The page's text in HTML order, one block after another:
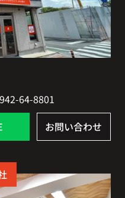
64-8801
お問い合わせ